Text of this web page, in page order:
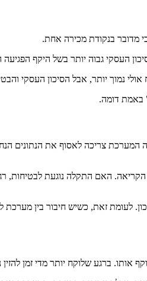
מדובר בנקודת מכירה אחת.
העסקי גבוה יותר בשל היקף הפגיעה
נמוך יותר, אבל הסיכון העסקי
באמת דומה.
המערכת צריכה לאסוף את הנתונים
האם התקלה נוגעת לבטיחות,
לעומת זאת, כשיש חיבור בין מערכת
ברגע שלוקח יותר מדי זמן להזין